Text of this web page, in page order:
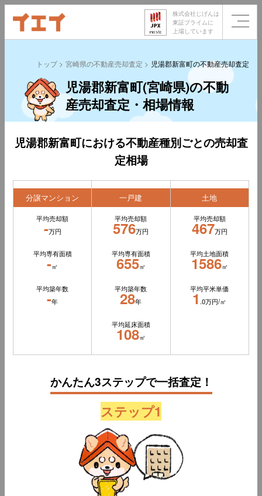
株式会社じげんは
東証プライムに
上場しています
トップ 宮崎県の不動産売却査定 児湯郡新富町の不動産売却査定
児湯郡新富町(宮崎県)の不動
産売却査定・相場情報
児湯郡新富町における不動産種別ごとの売却査
定相場
分譲マンション
平均売却額
-万円
平均専有面積
-㎡
平均築年数
-年
一戸建
平均売却額
576万円
平均専有面積
655㎡
平均築年数
28年
平均延床面積
108㎡
土地
平均売却額
467万円
平均土地面積
1586㎡
平均平米単価
1 .0万円/㎡
かんたん3ステップで一括査定！
ステップ1